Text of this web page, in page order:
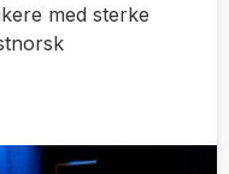
med sterke